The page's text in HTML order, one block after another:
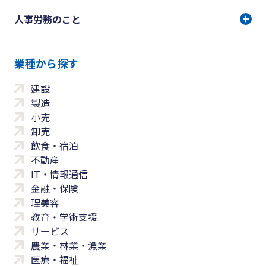
人事労務のこと
業種から探す
建設
製造
小売
卸売
飲食・宿泊
不動産
IT・情報通信
金融・保険
理美容
教育・学術支援
サービス
農業・林業・漁業
医療・福祉